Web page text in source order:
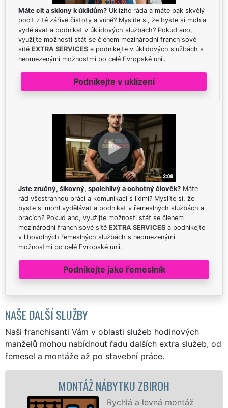
Máte cit a sklony k úklidům? Uklízíte ráda a máte pak skvělý
pocit z té zářivé čistoty a vůně? Myslíte si, že byste si mohla
vydělávat a podnikat v úklidových službách? Pokud ano,
využijte možnosti stát se členem mezinárodní franchisové
sítě EXTRA SERVICES a podnikejte v úklidových službách s
neomezenými možnostmi po celé Evropské unii.
Podnikejte v uklízení
Jste zručný, šikovný, spolehlivý a ochotný člověk? Máte
rád všestrannou práci a komunikaci s lidmi? Myslíte si, že
byste si mohl vydělávat a podnikat v řemeslných službách a
pracích? Pokud ano, využijte možnosti stát se členem
mezinárodní franchisové sítě EXTRA SERVICES a podnikejte
v libovolných řemeslných službách s neomezenými
možnostmi po celé Evropské unii.
Podnikejte jako řemeslník
NAŠE DALŠÍ SLUŽBY
Naši franchisanti Vám v oblasti služeb hodinových
manželů mohou nabídnout řadu dalších extra služeb, od
řemesel a montáže až po stavební práce.
MONTÁŽ NÁBYTKU ZBIROH
Rychlá a levná montáž